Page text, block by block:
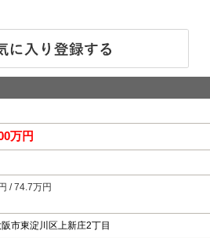
万円
/ 74.7万円
市東淀川区上新庄2丁目